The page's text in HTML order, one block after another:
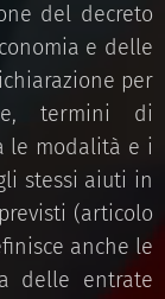
del decreto
e delle
per
termini di
le modalità e i
stessi aiuti in
(articolo
anche le
delle entrate